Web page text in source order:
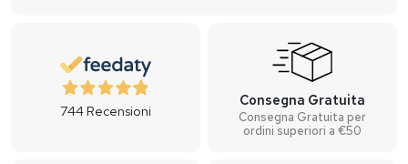
744Recensioni
Consegna Gratuita
Consegna Gratuita per
ordini superiori a €50